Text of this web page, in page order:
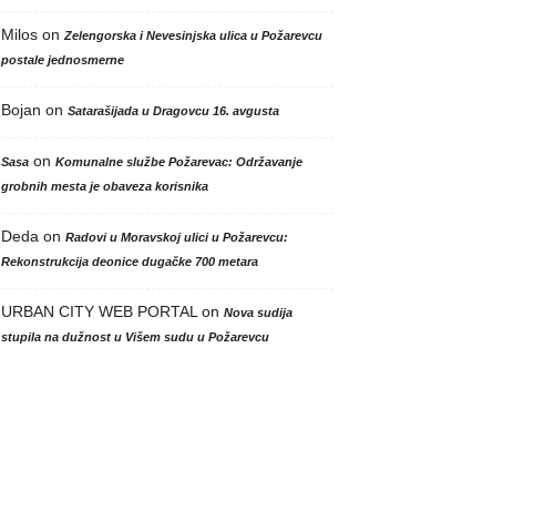
Miloson Zelengorska i Nevesinjska ulica u Požarevcu
postale jednosmerne
Bojan on Satarašijada u Dragovcu 16. avgusta
Sasaon Komunalne službe Požarevac: Održavanje
grobnih mesta je obaveza korisnika
Deda on Radovi u Moravskoj ulici u Požarevcu:
Rekonstrukcija deonice dugačke 700 metara
URBAN CITY WEB PORTAL on Nova sudija
stupila na dužnost u Višem sudu u Požarevcu